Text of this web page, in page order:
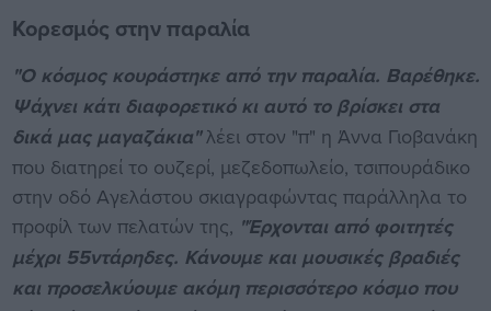
Κορεσμός στην παραλία
"Ο κόσμος κουράστηκε από την παραλία. Βαρέθηκε.
Ψάχνει κάτι διαφορετικό κι αυτό το βρίσκει στα
δικά μας μαγαζάκια"λέει στον "π" η Άννα Γιοβανάκη
που διατηρεί το ουζερί, μεζεδοπωλείο, τσιπουράδικο
στην οδό Αγελάστου σκιαγραφώντας παράλληλα το
προφίλ των πελατών της, "Έρχονται από φοιτητές
μέχρι 55ντάρηδες. Κάνουμε και μουσικές βραδιές
και προσελκύουμε ακόμη περισσότερο κόσμο που